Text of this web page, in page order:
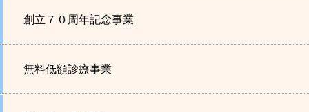
創立７０周年記念事業
無料低額診療事業